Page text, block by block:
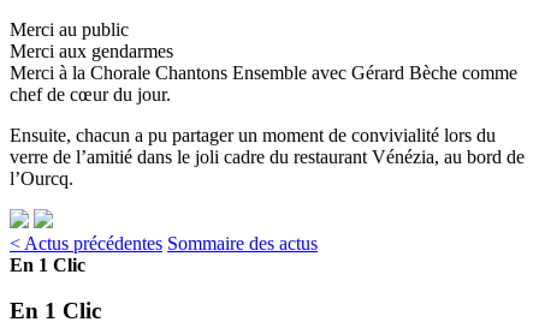
Merci au public
Merci aux gendarmes
Merci à la Chorale Chantons Ensemble avec Gérard Bèche comme
chef de cœur du jour.
Ensuite, chacun a pu partager un moment de convivialité lors du
verre de l’amitié dans le joli cadre du restaurant Vénézia, au bord de
l’Ourcq.
< Actus précédentes Sommaire des actus
En 1 Clic
En 1 Clic